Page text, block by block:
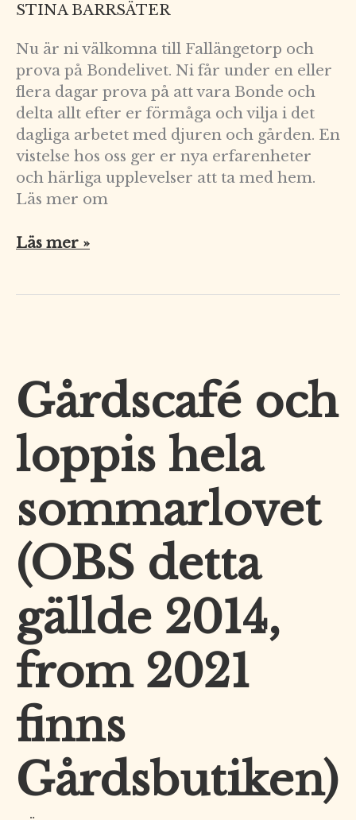
STINA BARRSÄTER
Nu är ni välkomna till Fallängetorp och
prova på Bondelivet. Ni får under en eller
flera dagar prova på att vara Bonde och
delta allt efter er förmåga och vilja i det
dagliga arbetet med djuren och gården. En
vistelse hos oss ger er nya erfarenheter
och härliga upplevelser att ta med hem.
Läs mer om
Läs mer »
Gårdscafé och
loppis hela
sommarlovet
(OBS detta
gällde 2014,
from 2021
finns
Gårdsbutiken)
Gårdscafé
och
loppis
hela
sommarlovet
detta
2014,
from
2021
finns
Gårdsbutiken)